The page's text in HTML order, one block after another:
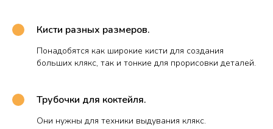
Кисти разных размеров.
Понадобятся как широкие кисти для создания
больших клякс, так и тонкие для прорисовки деталей.
Трубочки для коктейля.
Они нужны для техники выдувания клякс.